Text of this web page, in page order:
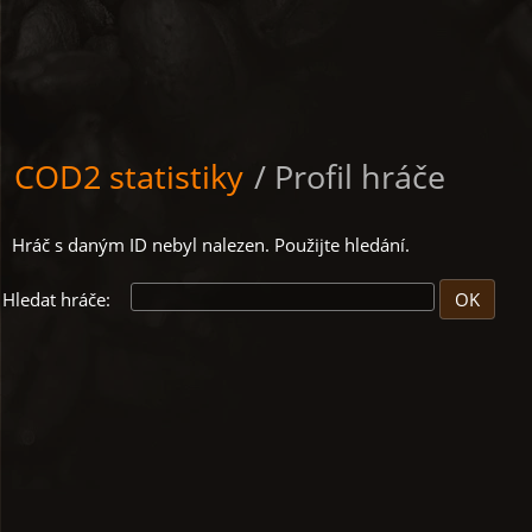
COD2 statistiky / Profil hráče
Hráč s daným ID nebyl nalezen. Použijte hledání.
Hledat hráče: